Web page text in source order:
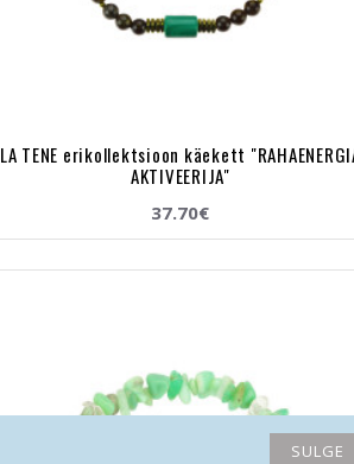
LA TENE erikollektsioon käekett
AKTIVEERIJA"
37.70€
SULGE